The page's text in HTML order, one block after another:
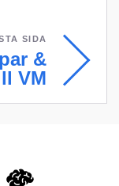
SIDA
&
VM